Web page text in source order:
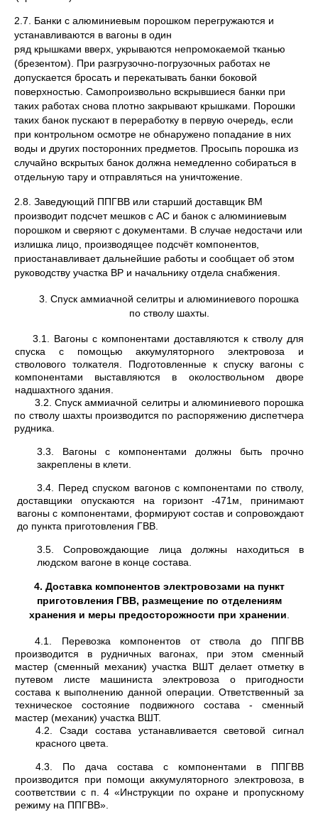
2.7. Банки с алюминиевым порошком перегружаются и
устанавливаются в вагоны в один
ряд крышками вверх, укрываются непромокаемой тканью
(брезентом). При разгрузочно-погрузочных работах не
допускается бросать и перекатывать банки боковой
поверхностью. Самопро­извольно вскрывшиеся банки при
таких работах снова плотно закрывают крышками. Порошки
таких банок пускают в переработку в первую очередь, если
при контрольном осмотре не обна­ружено попадание в них
воды и других посторонних предметов. Просыпь порошка из
случайно вскрытых банок должна немедленно собираться в
отдельную тару и отправляться на уничтожение.
2.8. Заведующий ППГВВ или старший доставщик ВМ
производит подсчет мешков с АС и банок с алюминиевым
порошком и сверяют с документами. В случае недостачи или
излишка лицо, производящее подсчёт компонентов,
приостанавливает дальнейшие работы и сообщает об этом
руководству участка ВР и начальнику отдела снабжения.
3. Спуск аммиачной селитры и алюминиевого порошка
по стволу шахты.
3.1. Вагоны с компонентами доставляются к стволу для
спуска с помощью аккумулятор­ного электровоза и
стволового толкателя. Подготовленные к спуску вагоны с
компонентами выставляются в околоствольном дворе
надшахтного здания.
3.2. Спуск аммиачной селитры и алюминиевого порошка
по стволу шахты производится по распоряжению диспетчера
рудника.
3.3. Вагоны с компонентами должны быть прочно
закреплены в клети.
3.4. Перед спуском вагонов с компонентами по стволу,
доставщики опускаются на горизонт -471м, принимают
вагоны с компонентами, формируют состав и сопровождают
до пункта приготовления ГВВ.
3.5. Сопровождающие лица должны находиться в
людском вагоне в конце состава.
4. Доставка компонентов электровозами на пункт
приготовления ГВВ, размещение по отделениям
хранения и меры предосторожности при хранении
4.1. Перевозка компонентов от ствола до ППГВВ
производится в рудничных вагонах, при этом сменный
мастер (сменный механик) участка ВШТ делает отметку в
путевом листе маши­ниста электровоза о пригодности
состава к выполнению данной операции. Ответственный за
техническое состояние подвижного состава - сменный
мастер (механик) участка ВШТ.
4.2. Сзади состава устанавливается световой сигнал
красного цвета.
4.3. По дача состава с компонентами в ППГВВ
производится при помощи аккумуляторного электровоза, в
соответствии с п. 4 «Инструкции по охране и пропускному
режиму на ППГВВ».